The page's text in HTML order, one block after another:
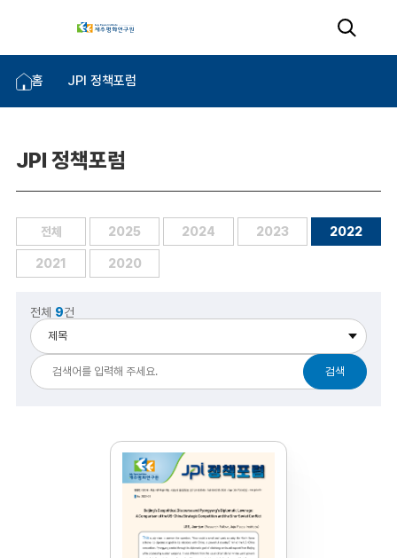
홈 JPI 정책포럼
JPI 정책포럼
전체 2025 2024 2023 2022
2021 2020
전체 9건